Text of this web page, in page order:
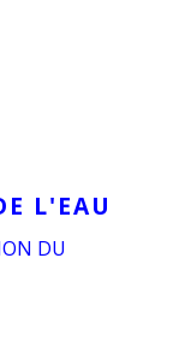
L'EAU
DU